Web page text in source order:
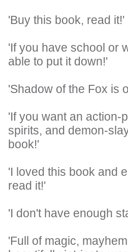
'Buy this book, read it!'
'If you have school or
able to put it down!'
'Shadow of the Fox is
'If you want an action-
spirits, and demon-
book!'
'I loved this book and
read it!'
'I don't have enough
'Full of magic,